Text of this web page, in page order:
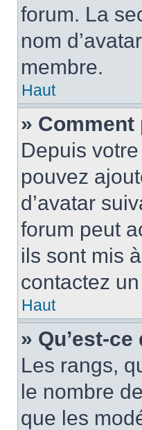
forum. La
nom
membre.
Haut
»
Depuis
pouvez
d’avatar
forum peut
ils sont mis
contactez
Haut
» Qu’est-
Les rangs,
le nombre
que les